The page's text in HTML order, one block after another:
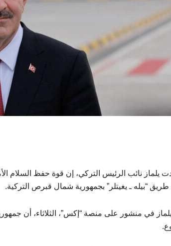
يلماز نائب الرئيس التركي، إن قوة حفظ السلام
“بيله ـ يغيتلر” بجمهورية شمال قبرص التركية.
في منشور على منصة “إكس”، الثلاثاء، أن